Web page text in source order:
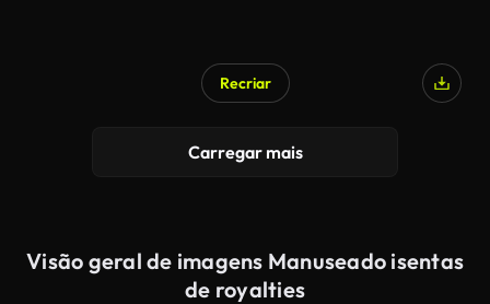
Recriar
Carregar mais
Visão geral de imagens Manuseado isentas
de royalties